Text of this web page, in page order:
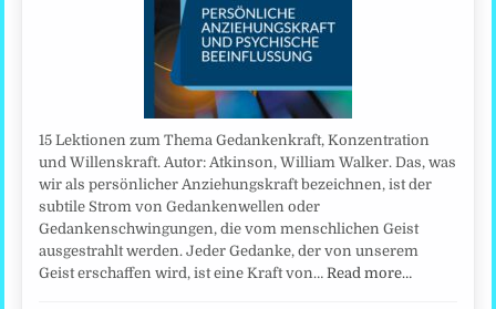
15 Lektionen zum Thema Gedankenkraft, Konzentration
und Willenskraft. Autor: Atkinson, William Walker. Das, was
wir als persönlicher Anziehungskraft bezeichnen, ist der
subtile Strom von Gedankenwellen oder
Gedankenschwingungen, die vom menschlichen Geist
ausgestrahlt werden. Jeder Gedanke, der von unserem
Geist erschaffen wird, ist eine Kraft von…Read more…